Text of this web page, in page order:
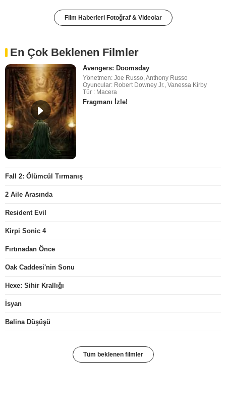
Film Haberleri Fotoğraf & Videolar
En Çok Beklenen Filmler
Avengers: Doomsday
Yönetmen: Joe Russo, Anthony Russo
Oyuncular: Robert Downey Jr., Vanessa Kirby
Tür : Macera
Fragmanı İzle!
Fall 2: Ölümcül Tırmanış
2 Aile Arasında
Resident Evil
Kirpi Sonic 4
Fırtınadan Önce
Oak Caddesi'nin Sonu
Hexe: Sihir Krallığı
İsyan
Balina Düşüşü
Tüm beklenen filmler